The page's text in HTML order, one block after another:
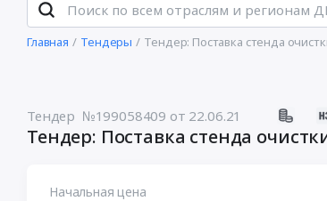
Главная Тендеры Тендер: Поставка стенда
Тендер №199058409 от 22.06.21
Тендер: Поставка стенда
Начальная цена